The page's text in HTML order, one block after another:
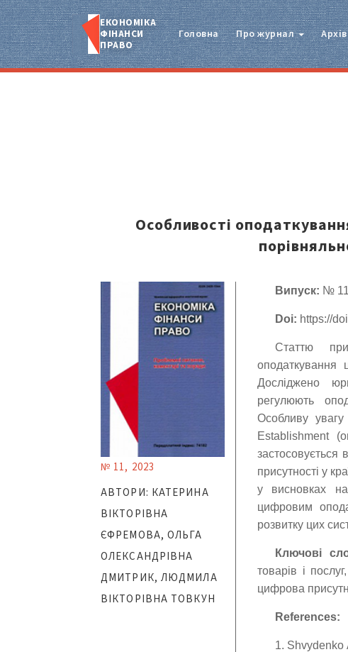
ЕКОНОМІКА
ФІНАНСИ
ПРАВО
Головна Про журнал Архів
Особливості
№ 11, 2023
АВТОРИ: КАТЕРИНА
ВІКТОРІВНА
ЄФРЕМОВА, ОЛЬГА
ОЛЕКСАНДРІВНА
ДМИТРИК, ЛЮДМИЛА
ВІКТОРІВНА ТОВКУН
Випуск: №
Doi: https://
Статтю
оподаткування
Досліджено
регулюють
Особливу
Establishment
застосовується
присутності у
у висновках
цифровим
розвитку цих
Ключові
товарів і
цифрова
References:
1. Shvydenko